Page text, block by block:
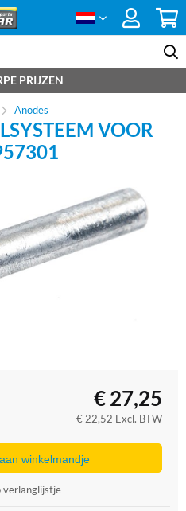
PRIJZEN
Anodes
VOOR
€27,25
€ 22,52 Excl. BTW
winkelmandje
verlanglijstje